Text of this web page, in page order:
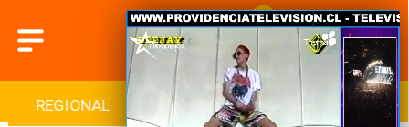
INTERNACIONAL DEPORTES CULTURA